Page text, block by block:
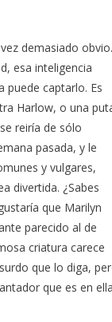
demasiado obvio.
esa inteligencia
puede captarlo. Es
Harlow, o una
reiría de sólo
pasada, y le
y vulgares,
divertida. ¿Sabes
que Marilyn
parecido al de
criatura carece
que lo diga,
que es en